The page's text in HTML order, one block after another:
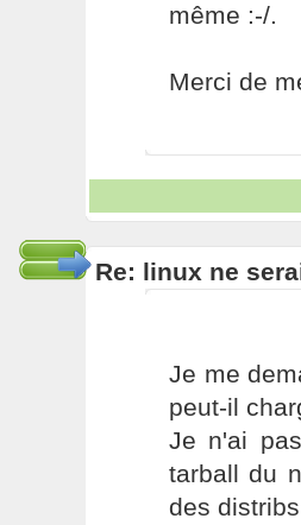
même :-/.
Merci de
Re: linux ne
Je me
peut-il
Je n'ai
tarball du
des